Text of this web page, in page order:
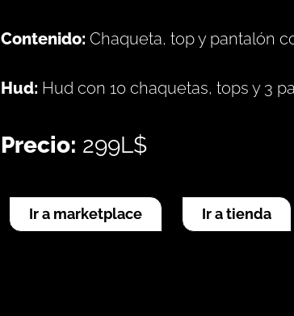
Contenido: Chaqueta, top y pantalón
Hud: Hud con 10 chaquetas, tops y 3
Precio: 299L$
Ir a marketplace Ir a tienda